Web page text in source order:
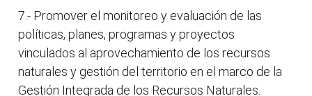
7.- Promover el monitoreo y evaluación de las
políticas, planes, programas y proyectos
vinculados al aprovechamiento de los recursos
naturales y gestión del territorio en el marco de la
Gestión Integrada de los Recursos Naturales.